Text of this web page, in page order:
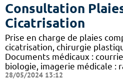
Consultation
Cicatrisation
Prise en charge de plaies
cicatrisation, chirurgie
Documents médicaux :
biologie, imagerie médicale :
28/05/2024 13:12